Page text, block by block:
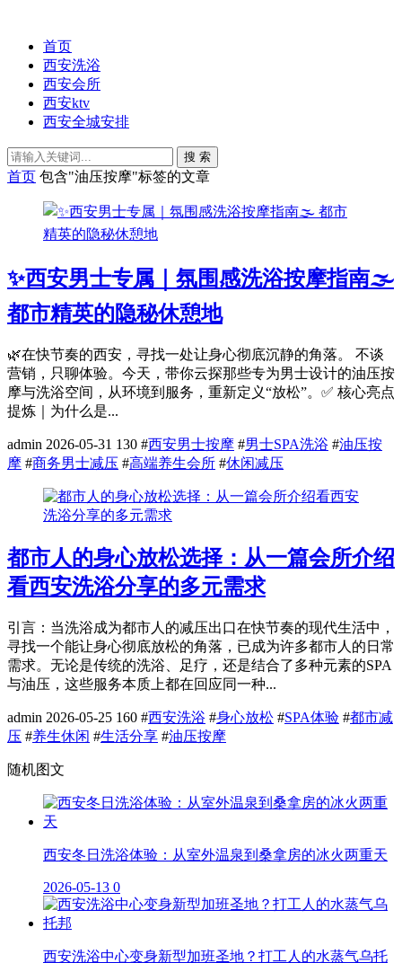
首页
西安洗浴
西安会所
西安ktv
西安全城安排
搜 索
首页 包含"油压按摩"标签的文章
✨西安男士专属｜氛围感洗浴按摩指南🌫️
都市精英的隐秘休憩地
🌿在快节奏的西安，寻找一处让身心彻底沉静的角落。 不谈
营销，只聊体验。今天，带你云探那些专为男士设计的油压按
摩与洗浴空间，从环境到服务，重新定义“放松”。✅ 核心亮点
提炼｜为什么是...
admin 2026-05-31 130 #西安男士按摩 #男士SPA洗浴 #油压按
摩 #商务男士减压 #高端养生会所 #休闲减压
都市人的身心放松选择：从一篇会所介绍
看西安洗浴分享的多元需求
引言：当洗浴成为都市人的减压出口在快节奏的现代生活中，
寻找一个能让身心彻底放松的角落，已成为许多都市人的日常
需求。无论是传统的洗浴、足疗，还是结合了多种元素的SPA
与油压，这些服务本质上都在回应同一种...
admin 2026-05-25 160 #西安洗浴 #身心放松 #SPA体验 #都市减
压 #养生休闲 #生活分享 #油压按摩
随机图文
西安冬日洗浴体验：从室外温泉到桑拿房的冰火两重天
2026-05-13 0
西安洗浴中心变身新型加班圣地？打工人的水蒸气乌托